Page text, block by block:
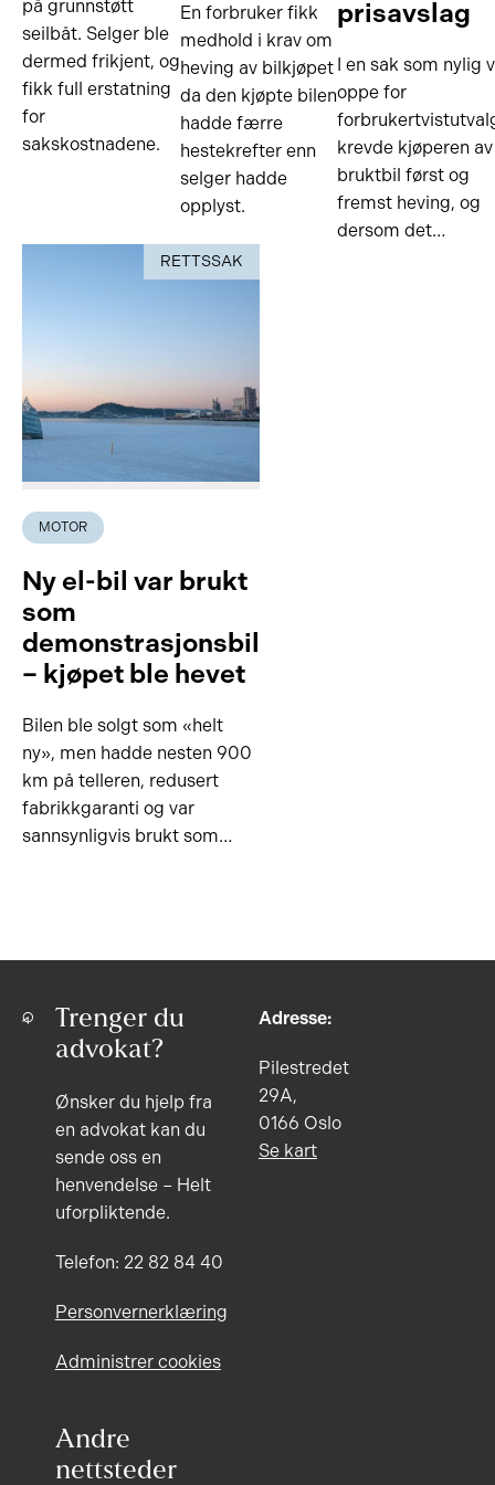
på grunnstøtt
seilbåt. Selger ble
dermed frikjent, og
fikk full erstatning
for
sakskostnadene.
En forbruker fikk
medhold i krav om
heving av bilkjøpet
da den kjøpte bilen
hadde færre
hestekrefter enn
selger hadde
opplyst.
prisavslag
I en sak som nylig
oppe for
krevde kjøperen
bruktbil først og
fremst heving, og
dersom det…
RETTSSAK
MOTOR
Ny el-bil var brukt
som
demonstrasjonsbil
– kjøpet ble hevet
Bilen ble solgt som «helt
ny», men hadde nesten 900
km på telleren, redusert
fabrikkgaranti og var
sannsynligvis brukt som…
Trenger du
advokat?
Ønsker du hjelp fra
en advokat kan du
sende oss en
henvendelse – Helt
uforpliktende.
Telefon: 22 82 84 40
Personvernerklæring
Administrer cookies
Andre
nettsteder
Adresse:
Pilestredet
29A,
0166 Oslo
Se kart